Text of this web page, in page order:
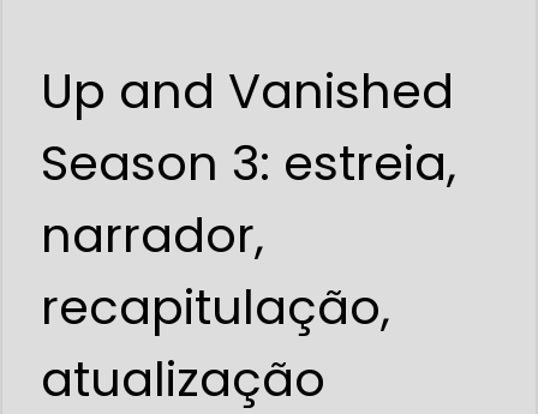
Up and Vanished
Season 3: estreia,
narrador,
recapitulação,
atualização